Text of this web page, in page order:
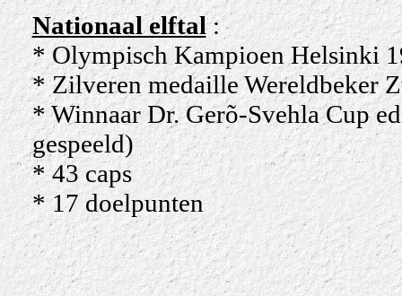
Nationaal elftal :
* Olympisch Kampioen Helsinki
* Zilveren medaille Wereldbeker
* Winnaar Dr. Gerõ-Svehla Cup
gespeeld)
* 43 caps
* 17 doelpunten